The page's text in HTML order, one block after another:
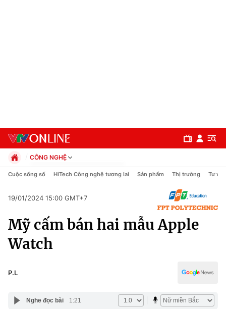
Chính trị
CÔNG NGHỆ
Chính trị
Pháp luật
Thể thao
Truyền hình
Văn hóa - Giải trí
Giáo dục
Cuộc sống số HiTech Công nghệ tương lai Sản phẩm Thị trường Tư vấn
19/01/2024 15:00 GMT+7
Mỹ cấm bán hai mẫu Apple
Watch
P.L
Nghe đọc bài 1:21